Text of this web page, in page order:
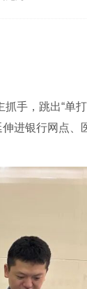
手，跳出“单
进银行网点、